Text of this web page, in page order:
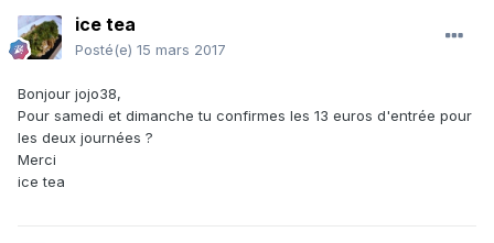
ice tea
Posté(e) 15 mars 2017
Bonjour jojo38,
Pour samedi et dimanche tu confirmes les 13 euros d'entrée pour
les deux journées ?
Merci
ice tea